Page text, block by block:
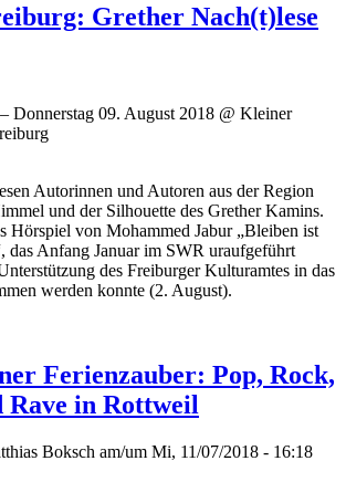
Grether Nach(t)lese
Donnerstag 09. August 2018 @ Kleiner
Autorinnen und Autoren aus der Region
und der Silhouette des Grether Kamins.
Hörspiel von Mohammed Jabur „Bleiben ist
das Anfang Januar im SWR uraufgeführt
des Freiburger Kulturamtes in das
werden konnte (2. August).
Ferienzauber: Pop, Rock,
Rave in Rottweil
Boksch am/um Mi, 11/07/2018 - 16:18